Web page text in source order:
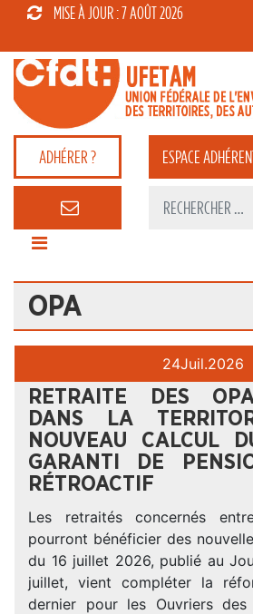
MISE À JOUR : 7 AOÛT 2026
ADHÉRER ? ESPACE
OPA
24Juil.2026
RETRAITE DES
DANS LA
NOUVEAU CALCUL
GARANTI DE
RÉTROACTIF
Les retraités concernés
pourront bénéficier des
du 16 juillet 2026, publié au
juillet, vient compléter la
dernier pour les Ouvriers